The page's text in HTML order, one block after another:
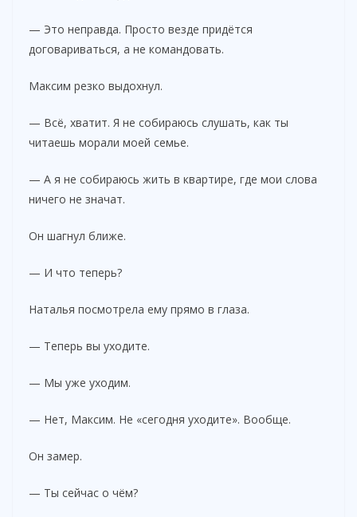
— Это неправда. Просто везде придётся
договариваться, а не командовать.
Максим резко выдохнул.
— Всё, хватит. Я не собираюсь слушать, как ты
читаешь морали моей семье.
— А я не собираюсь жить в квартире, где мои слова
ничего не значат.
Он шагнул ближе.
— И что теперь?
Наталья посмотрела ему прямо в глаза.
— Теперь вы уходите.
— Мы уже уходим.
— Нет, Максим. Не «сегодня уходите». Вообще.
Он замер.
— Ты сейчас о чём?